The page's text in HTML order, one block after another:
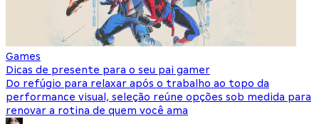
Games
Dicas de presente para o seu pai gamer
Do refúgio para relaxar após o trabalho ao topo da
performance visual, seleção reúne opções sob medida para
renovar a rotina de quem você ama